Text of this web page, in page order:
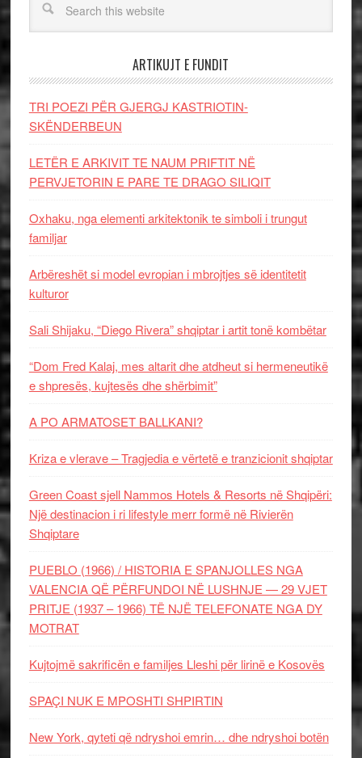
ARTIKUJT E FUNDIT
TRI POEZI PËR GJERGJ KASTRIOTIN-
SKËNDERBEUN
LETËR E ARKIVIT TE NAUM PRIFTIT NË
PERVJETORIN E PARE TE DRAGO SILIQIT
Oxhaku, nga elementi arkitektonik te simboli i trungut
familjar
Arbëreshët si model evropian i mbrojtjes së identitetit
kulturor
Sali Shijaku, “Diego Rivera” shqiptar i artit tonë kombëtar
“Dom Fred Kalaj, mes altarit dhe atdheut si hermeneutikë
e shpresës, kujtesës dhe shërbimit”
A PO ARMATOSET BALLKANI?
Kriza e vlerave – Tragjedia e vërtetë e tranzicionit shqiptar
Green Coast sjell Nammos Hotels & Resorts në Shqipëri:
Një destinacion i ri lifestyle merr formë në Rivierën
Shqiptare
PUEBLO (1966) / HISTORIA E SPANJOLLES NGA
VALENCIA QË PËRFUNDOI NË LUSHNJE — 29 VJET
PRITJE (1937 – 1966) TË NJË TELEFONATE NGA DY
MOTRAT
Kujtojmë sakrificën e familjes Lleshi për lirinë e Kosovës
SPAÇI NUK E MPOSHTI SHPIRTIN
New York, qyteti që ndryshoi emrin… dhe ndryshoi botën